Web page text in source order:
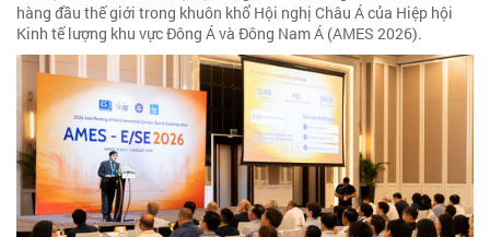
hàng đầu thế giới trong khuôn khổ Hội nghị Châu Á của Hiệp hội
Kinh tế lượng khu vực Đông Á và Đông Nam Á (AMES 2026).